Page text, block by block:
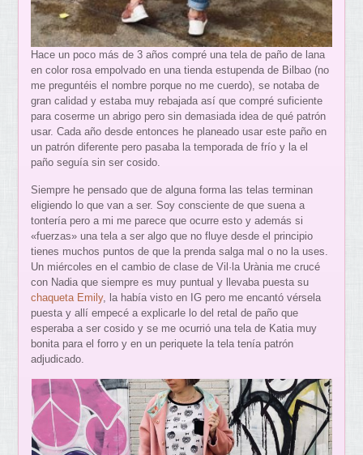
Hace un poco más de 3 años compré una tela de paño de lana
en color rosa empolvado en una tienda estupenda de Bilbao (no
me preguntéis el nombre porque no me cuerdo), se notaba de
gran calidad y estaba muy rebajada así que compré suficiente
para coserme un abrigo pero sin demasiada idea de qué patrón
usar. Cada año desde entonces he planeado usar este paño en
un patrón diferente pero pasaba la temporada de frío y la el
paño seguía sin ser cosido.
Siempre he pensado que de alguna forma las telas terminan
eligiendo lo que van a ser. Soy consciente de que suena a
tontería pero a mi me parece que ocurre esto y además si
«fuerzas» una tela a ser algo que no fluye desde el principio
tienes muchos puntos de que la prenda salga mal o no la uses.
Un miércoles en el cambio de clase de Vil·la Urània me crucé
con Nadia que siempre es muy puntual y llevaba puesta su
chaqueta Emily, la había visto en IG pero me encantó vérsela
puesta y allí empecé a explicarle lo del retal de paño que
esperaba a ser cosido y se me ocurrió una tela de Katia muy
bonita para el forro y en un periquete la tela tenía patrón
adjudicado.